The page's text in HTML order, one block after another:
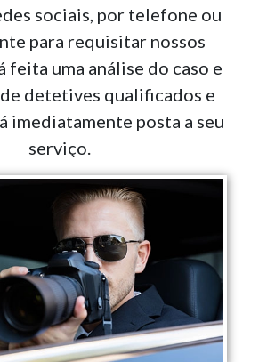
sociais, por telefone ou
para requisitar nossos
feita uma análise do caso e
detetives qualificados e
imediatamente posta a seu
serviço.